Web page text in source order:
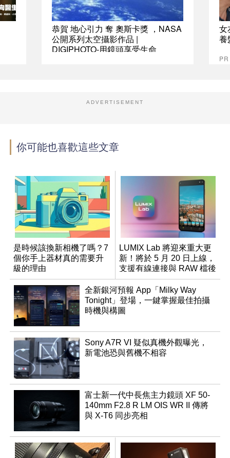
恭賀 地心引力 奪 奧斯卡獎 ，NASA
公開系列太空攝影作品 |
DIGIPHOTO-用鏡頭享受生命
女
養
ADVERTISEMENT
你可能也喜歡這些文章
是時候該換新相機了嗎？7
個你手上器材真的需要升
級的理由
LUMIX Lab 將迎來重大更
新！將於 5 月 20 日上線，
支援有線連接與 RAW 檔後
製
全新銀河預報 App「Milky Way
Tonight」登場，一鍵掌握最佳拍攝
時機與構圖
Sony A7R VI 疑似真機外觀曝光，
新電池恐與舊機不相容
富士新一代中長焦主力鏡頭 XF 50-
140mm F2.8 R LM OIS WR II 傳將
與 X-T6 同步亮相